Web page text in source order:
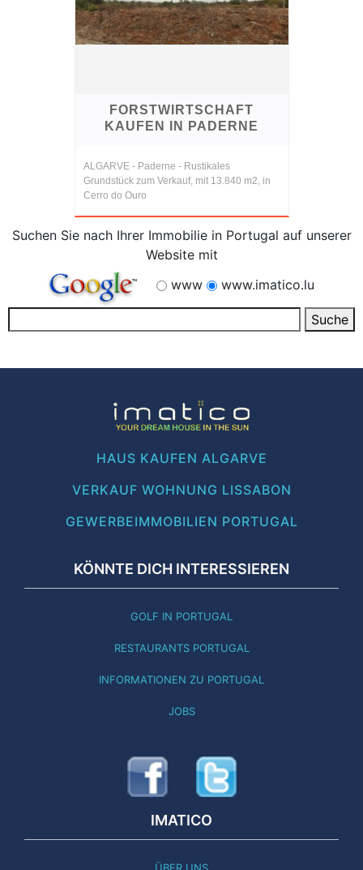
FORSTWIRTSCHAFT
KAUFEN IN PADERNE
ALGARVE - Paderne - Rustikales
Grundstück zum Verkauf, mit 13.840 m2, in
Cerro do Ouro
Suchen Sie nach Ihrer Immobilie in Portugal auf unserer
Website mit
www
www.imatico.lu
HAUS KAUFEN ALGARVE
VERKAUF WOHNUNG LISSABON
GEWERBEIMMOBILIEN PORTUGAL
KÖNNTE DICH INTERESSIEREN
GOLF IN PORTUGAL
RESTAURANTS PORTUGAL
INFORMATIONEN ZU PORTUGAL
JOBS
IMATICO